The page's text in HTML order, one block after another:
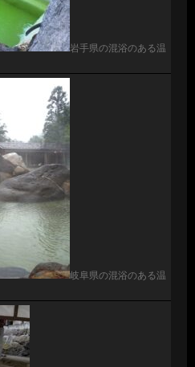
岩手県の混浴のある温
岐阜県の混浴のある温